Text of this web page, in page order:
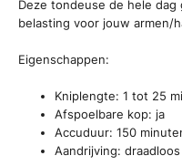
Deze tondeuse de hele
belasting voor jouw armen/
Eigenschappen:
Kniplengte: 1 tot 25
Afspoelbare kop: ja
Accuduur: 150
Aandrijving: